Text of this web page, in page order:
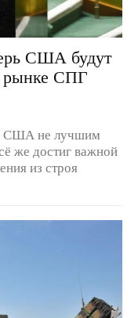
США будут
рынке СПГ
США не лучшим
же достиг важной
из строя